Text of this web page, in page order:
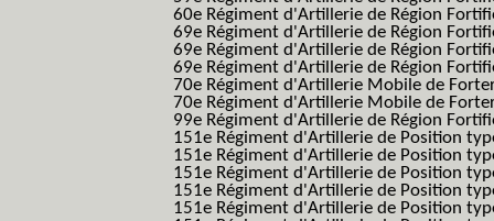
60e Régiment d'Artillerie de Région
69e Régiment d'Artillerie de Région
69e Régiment d'Artillerie de Région
69e Régiment d'Artillerie de Région
70e Régiment d'Artillerie Mobile de
70e Régiment d'Artillerie Mobile de
99e Régiment d'Artillerie de Région
151e Régiment d'Artillerie de Position
151e Régiment d'Artillerie de Position
151e Régiment d'Artillerie de Position
151e Régiment d'Artillerie de Position
151e Régiment d'Artillerie de Position